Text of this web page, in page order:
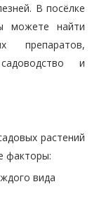
В посёлке
можете найти
препаратов,
и
растений
факторы:
вида